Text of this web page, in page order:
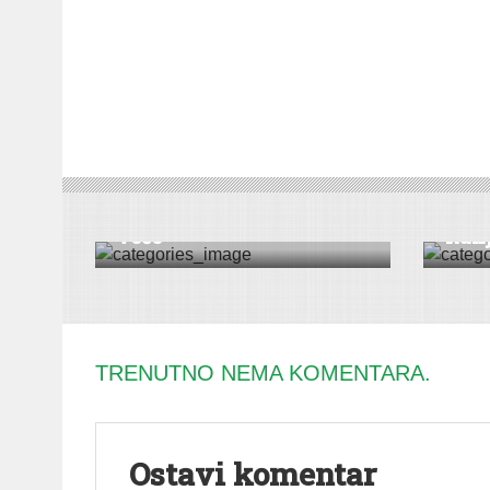
DRUŠTVO|VESTI|BEOČIN
veče
VESTI|
TRENUTNO NEMA KOMENTARA.
Ostavi komentar